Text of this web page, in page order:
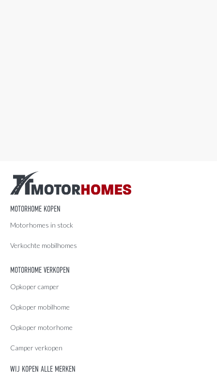
MOTORHOME KOPEN
Motorhomes in stock
Verkochte mobilhomes
MOTORHOME VERKOPEN
Opkoper camper
Opkoper mobilhome
Opkoper motorhome
Camper verkopen
WIJ KOPEN ALLE MERKEN